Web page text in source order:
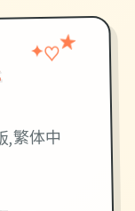
✦♡★
,繁体中